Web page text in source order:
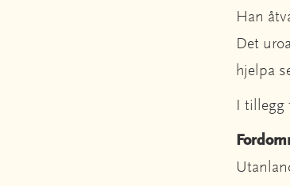
Han
Det
hjelpa
I tillegg